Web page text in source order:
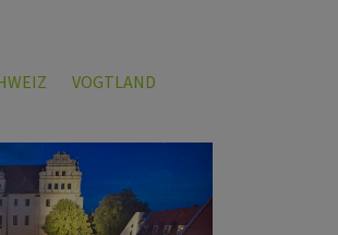
VOGTLAND